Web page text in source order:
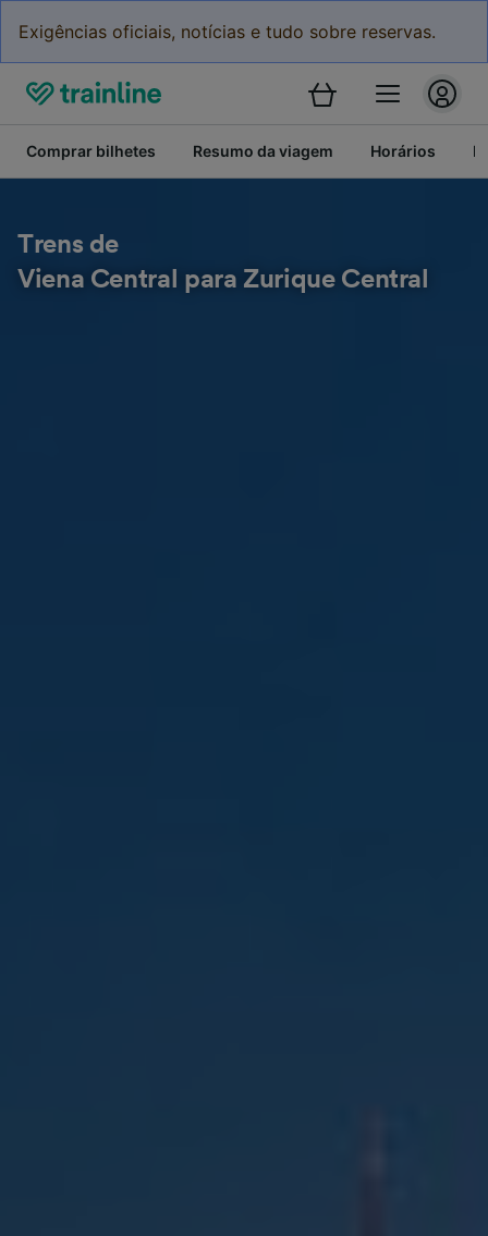
Exigências oficiais, notícias e tudo sobre reservas.
Comprar bilhetes Resumo da viagem Horários
Trens de
Viena Central para Zurique Central